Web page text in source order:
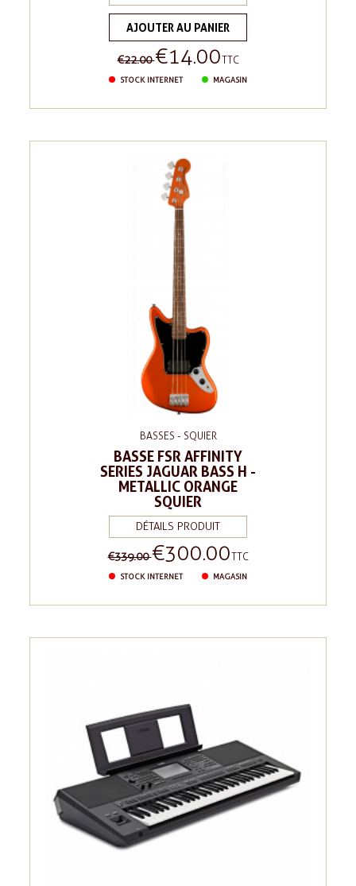
AJOUTER AU PANIER
Regular
€22.00Price
€14.00TTC
STOCK INTERNET MAGASIN
BASSES - SQUIER
BASSE FSR AFFINITY
SERIES JAGUAR BASS H -
METALLIC ORANGE
SQUIER
DÉTAILS PRODUIT
Regular
€339.00Price
€300.00TTC
STOCK INTERNET MAGASIN